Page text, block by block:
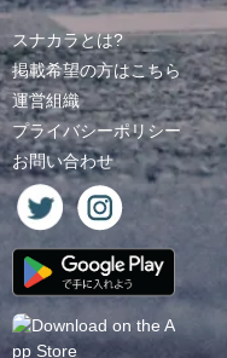
スナカラとは?
掲載希望の方はこちら
運営組織
プライバシーポリシー
お問い合わせ